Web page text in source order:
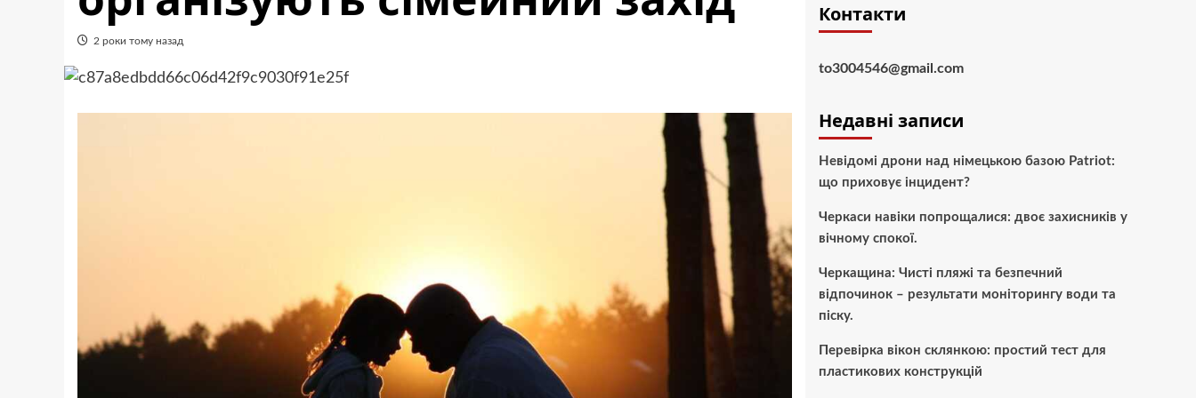
2 роки тому назад
Контакти
to3004546@gmail.com
Недавні записи
Невідомі дрони над німецькою базою Patriot:
що приховує інцидент?
Черкаси навіки попрощалися: двоє захисників у
вічному спокої.
Черкащина: Чисті пляжі та безпечний
відпочинок – результати моніторингу води та
піску.
Перевірка вікон склянкою: простий тест для
пластикових конструкцій